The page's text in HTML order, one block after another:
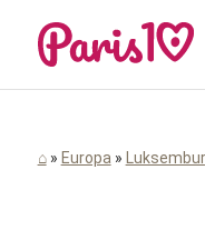
⌂» Europa »